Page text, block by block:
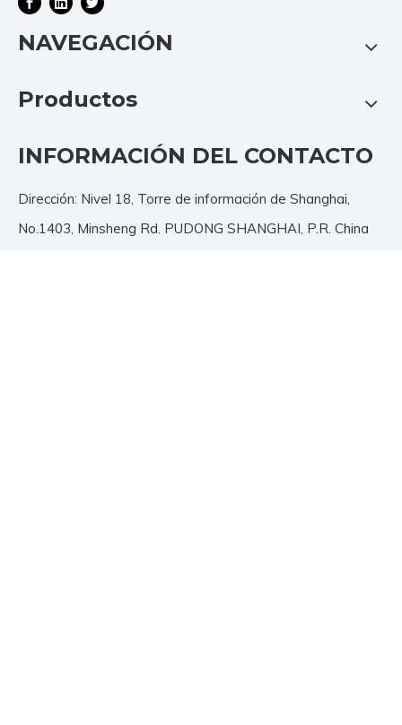
NAVEGACIÓN
Productos
INFORMACIÓN DEL CONTACTO
Dirección: Nivel 18, Torre de información de Shanghai,
No.1403, Minsheng Rd. PUDONG SHANGHAI, P.R. China